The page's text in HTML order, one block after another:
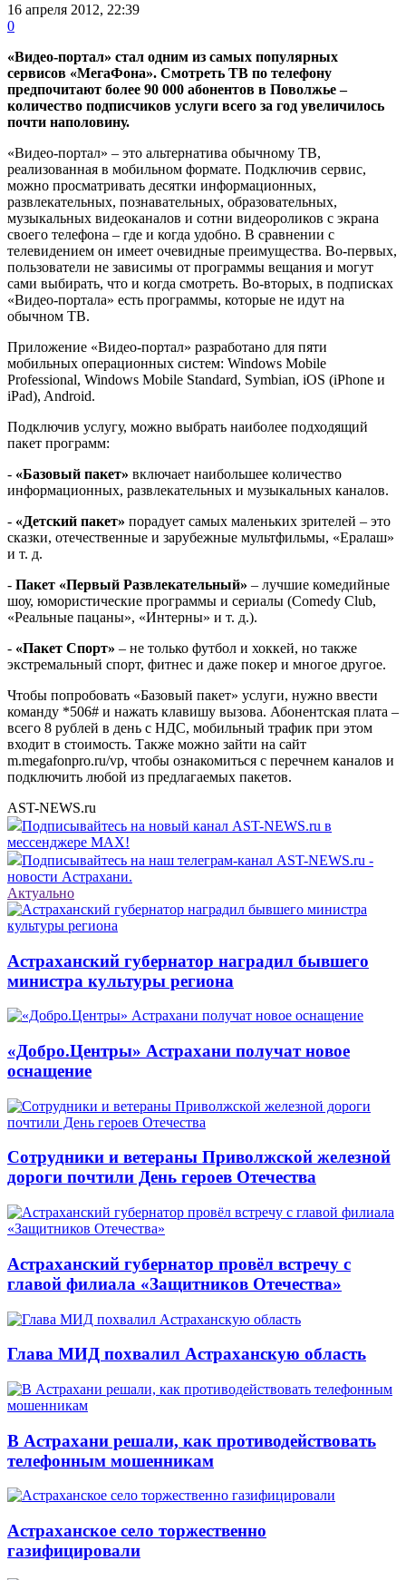
16 апреля 2012, 22:39
0
«Видео-портал» стал одним из самых популярных
сервисов «МегаФона». Смотреть ТВ по телефону
предпочитают более 90 000 абонентов в Поволжье –
количество подписчиков услуги всего за год увеличилось
почти наполовину.
«Видео-портал» – это альтернатива обычному ТВ,
реализованная в мобильном формате. Подключив сервис,
можно просматривать десятки информационных,
развлекательных, познавательных, образовательных,
музыкальных видеоканалов и сотни видеороликов с экрана
своего телефона – где и когда удобно. В сравнении с
телевидением он имеет очевидные преимущества. Во-первых,
пользователи не зависимы от программы вещания и могут
сами выбирать, что и когда смотреть. Во-вторых, в подписках
«Видео-портала» есть программы, которые не идут на
обычном ТВ.
Приложение «Видео-портал» разработано для пяти
мобильных операционных систем: Windows Mobile
Professional, Windows Mobile Standard, Symbian, iOS (iPhone и
iPad), Android.
Подключив услугу, можно выбрать наиболее подходящий
пакет программ:
- «Базовый пакет» включает наибольшее количество
информационных, развлекательных и музыкальных каналов.
- «Детский пакет» порадует самых маленьких зрителей – это
сказки, отечественные и зарубежные мультфильмы, «Ералаш»
и т. д.
- Пакет «Первый Развлекательный» – лучшие комедийные
шоу, юмористические программы и сериалы (Comedy Club,
«Реальные пацаны», «Интерны» и т. д.).
- «Пакет Спорт» – не только футбол и хоккей, но также
экстремальный спорт, фитнес и даже покер и многое другое.
Чтобы попробовать «Базовый пакет» услуги, нужно ввести
команду *506# и нажать клавишу вызова. Абонентская плата –
всего 8 рублей в день с НДС, мобильный трафик при этом
входит в стоимость. Также можно зайти на сайт
m.megafonpro.ru/vp, чтобы ознакомиться с перечнем каналов и
подключить любой из предлагаемых пакетов.
AST-NEWS.ru
Подписывайтесь на новый канал AST-NEWS.ru в
мессенджере MAX!
Подписывайтесь на наш телеграм-канал AST-NEWS.ru -
новости Астрахани.
Актуально
Астраханский губернатор наградил бывшего
министра культуры региона
«Добро.Центры» Астрахани получат новое
оснащение
Сотрудники и ветераны Приволжской железной
дороги почтили День героев Отечества
Астраханский губернатор провёл встречу с
главой филиала «Защитников Отечества»
Глава МИД похвалил Астраханскую область
В Астрахани решали, как противодействовать
телефонным мошенникам
Астраханское село торжественно
газифицировали